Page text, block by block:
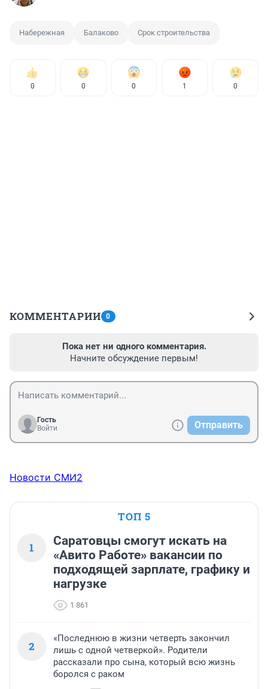
Набережная Балаково Срок строительства
0 0 0 1 0
КОММЕНТАРИИ 0
Пока нет ни одного комментария.
Начните обсуждение первым!
Гость
Войти
Отправить
Новости СМИ2
ТОП 5
1
Саратовцы смогут искать на
«Авито Работе» вакансии по
подходящей зарплате, графику и
нагрузке
1 861
2
«Последнюю в жизни четверть закончил
лишь с одной четверкой». Родители
рассказали про сына, который всю жизнь
боролся с раком